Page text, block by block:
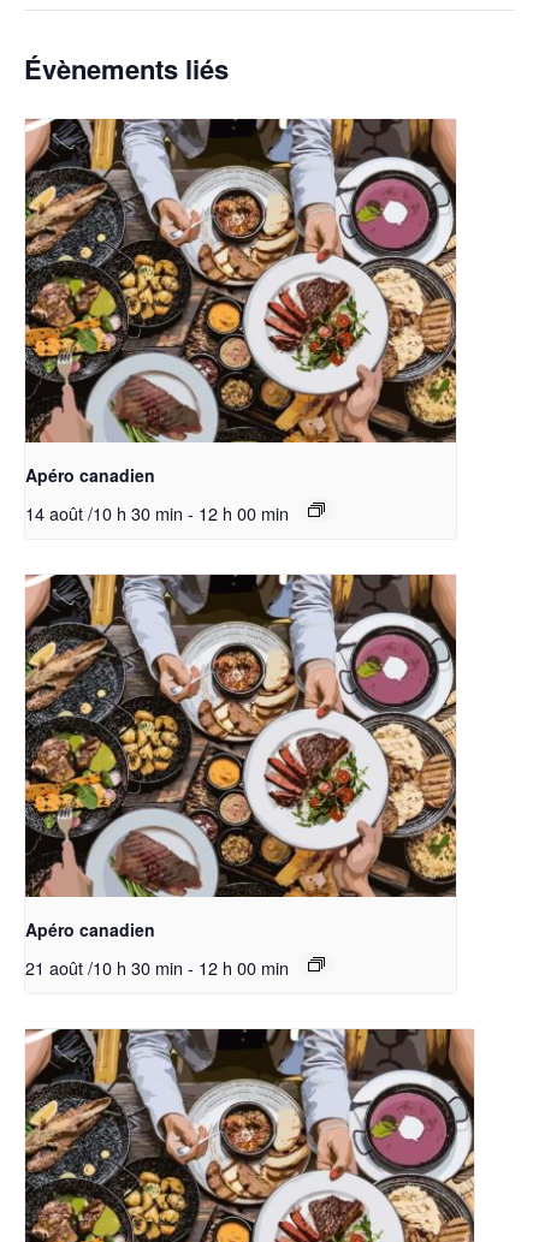
Évènements liés
Apéro canadien
14 août /10 h 30 min - 12 h 00 min
Apéro canadien
21 août /10 h 30 min - 12 h 00 min